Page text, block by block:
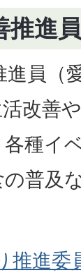
推進
進員（
改善
種イ
普及
推進委